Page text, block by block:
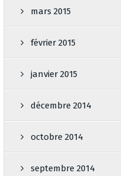
mars 2015
février 2015
janvier 2015
décembre 2014
octobre 2014
septembre 2014